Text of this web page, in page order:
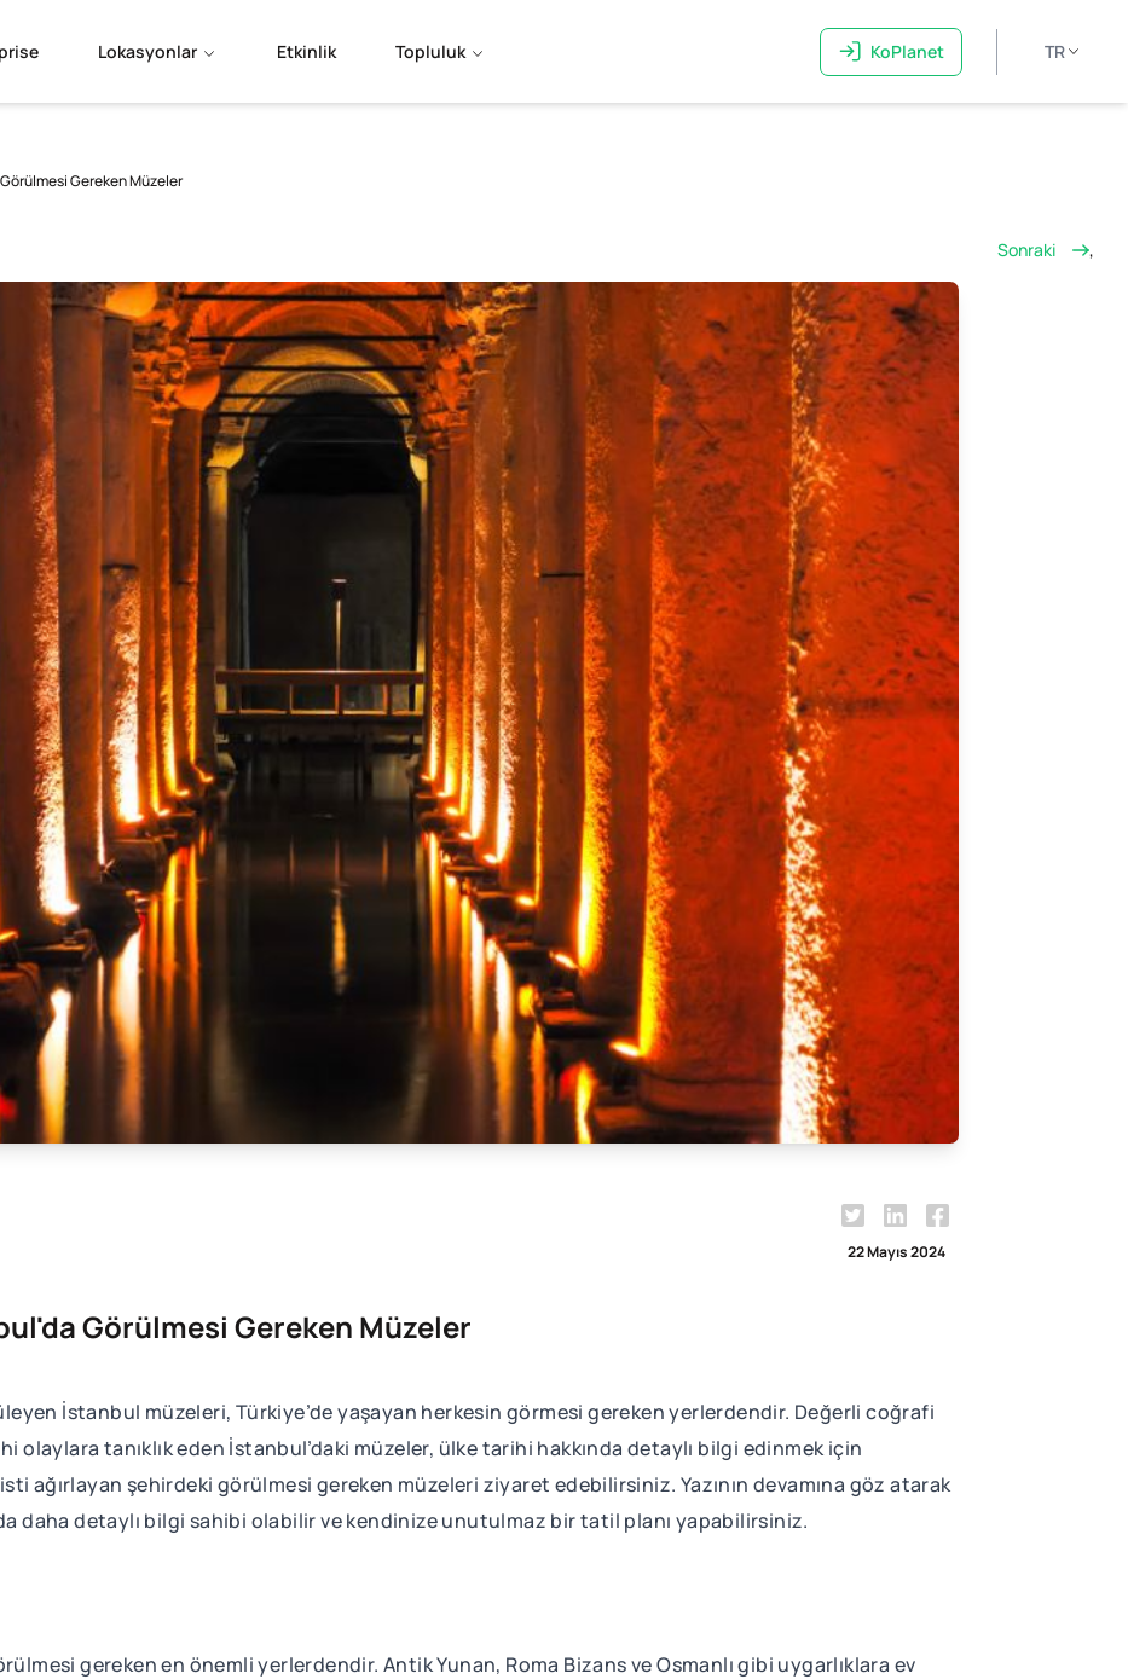
Lokasyonlar Etkinlik Topluluk KoPlanet TR
Gereken Müzeler
Sonraki ,
22 Mayıs 2024
Görülmesi Gereken Müzeler
İstanbul müzeleri, Türkiye’de yaşayan herkesin görmesi gereken yerlerdendir. Değerli coğrafi
olaylara tanıklık eden İstanbul’daki müzeler, ülke tarihi hakkında detaylı bilgi edinmek için
ağırlayan şehirdeki görülmesi gereken müzeleri ziyaret edebilirsiniz. Yazının devamına göz atarak
daha detaylı bilgi sahibi olabilir ve kendinize unutulmaz bir tatil planı yapabilirsiniz.
gereken en önemli yerlerdendir. Antik Yunan, Roma Bizans ve Osmanlı gibi uygarlıklara ev